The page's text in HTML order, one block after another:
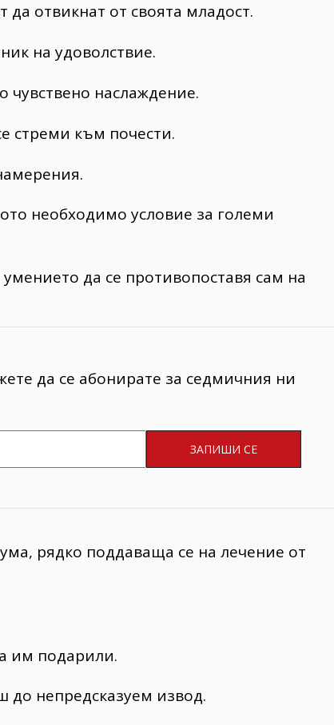
отвикнат от своята младост.
на удоволствие.
чувствено наслаждение.
стреми към почести.
необходимо условие за големи
да се противопоставя сам на
да се абонирате за седмичния ни
рядко поддаваща се на лечение от
им подарили.
до непредсказуем извод.